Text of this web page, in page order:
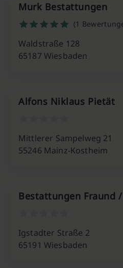
Murk Bestattungen
(1
Waldstraße 128
65187 Wiesbaden
Alfons Niklaus Pietät
Mittlerer Sampelweg 21
55246 Mainz-Kostheim
Bestattungen Fraund
Igstadter Straße 2
65191 Wiesbaden